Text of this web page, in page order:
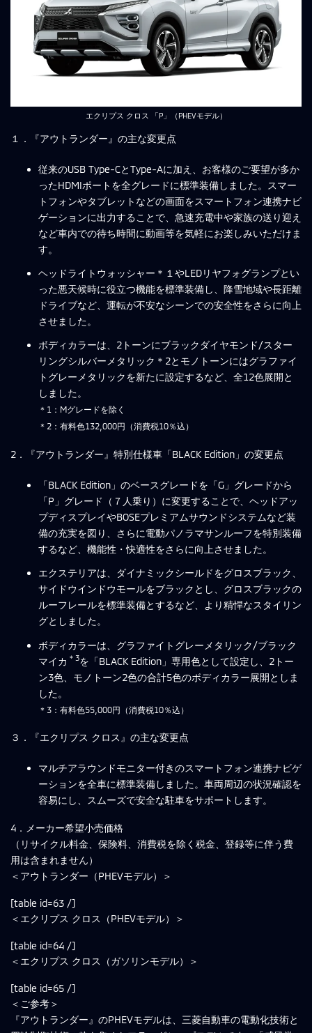
エクリプス クロス 「P」（PHEVモデル）
１．『アウトランダー』の主な変更点
従来のUSB Type-CとType-Aに加え、お客様のご要望が多か
ったHDMIポートを全グレードに標準装備しました。スマー
トフォンやタブレットなどの画面をスマートフォン連携ナビ
ゲーションに出力することで、急速充電中や家族の送り迎え
など車内での待ち時間に動画等を気軽にお楽しみいただけま
す。
ヘッドライトウォッシャー＊１やLEDリヤフォグランプとい
った悪天候時に役立つ機能を標準装備し、降雪地域や⻑距離
ドライブなど、運転が不安なシーンでの安全性をさらに向上
させました。
ボディカラーは、2トーンにブラックダイヤモンド/スター
リングシルバーメタリック＊2とモノトーンにはグラファイ
トグレーメタリックを新たに設定するなど、全12色展開と
しました。
＊1：Mグレードを除く
＊2：有料色132,000円（消費税10％込）
2．『アウトランダー』特別仕様車「BLACK Edition」の変更点
「BLACK Edition」のベースグレードを「G」グレードから
「P」グレード（７人乗り）に変更することで、ヘッドアッ
プディスプレイやBOSEプレミアムサウンドシステムなど装
備の充実を図り、さらに電動パノラマサンルーフを特別装備
するなど、機能性・快適性をさらに向上させました。
エクステリアは、ダイナミックシールドをグロスブラック、
サイドウインドウモールをブラックとし、グロスブラックの
ルーフレールを標準装備とするなど、より精悍なスタイリン
グとしました。
ボディカラーは、グラファイトグレーメタリック/ブラック
マイカ ＊3を「BLACK Edition」専用色として設定し、2トー
ン3色、モノトーン2色の合計5色のボディカラー展開としま
した。
＊3：有料色55,000円（消費税10％込）
３．『エクリプス クロス』の主な変更点
マルチアラウンドモニター付きのスマートフォン連携ナビゲ
ーションを全車に標準装備しました。車両周辺の状況確認を
容易にし、スムーズで安全な駐車をサポートします。
4．メーカー希望小売価格
（リサイクル料金、保険料、消費税を除く税金、登録等に伴う費
用は含まれません）
＜アウトランダー（PHEVモデル）＞
[table id=63 /]
＜エクリプス クロス（PHEVモデル）＞
[table id=64 /]
＜エクリプス クロス（ガソリンモデル）＞
[table id=65 /]
＜ご参考＞
『アウトランダー』のPHEVモデルは、三菱自動車の電動化技術と